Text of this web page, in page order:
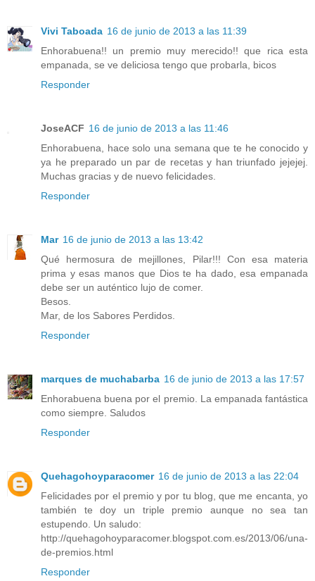
Vivi Taboada 16 de junio de 2013 a las 11:39
Enhorabuena!! un premio muy merecido!! que rica esta
empanada, se ve deliciosa tengo que probarla, bicos
Responder
JoseACF 16 de junio de 2013 a las 11:46
Enhorabuena, hace solo una semana que te he conocido y
ya he preparado un par de recetas y han triunfado jejejej.
Muchas gracias y de nuevo felicidades.
Responder
Mar 16 de junio de 2013 a las 13:42
Qué hermosura de mejillones, Pilar!!! Con esa materia
prima y esas manos que Dios te ha dado, esa empanada
debe ser un auténtico lujo de comer.
Besos.
Mar, de los Sabores Perdidos.
Responder
marques de muchabarba 16 de junio de 2013 a las 17:57
Enhorabuena buena por el premio. La empanada fantástica
como siempre. Saludos
Responder
Quehagohoyparacomer 16 de junio de 2013 a las 22:04
Felicidades por el premio y por tu blog, que me encanta, yo
también te doy un triple premio aunque no sea tan
estupendo. Un saludo:
http://quehagohoyparacomer.blogspot.com.es/2013/06/una-
de-premios.html
Responder